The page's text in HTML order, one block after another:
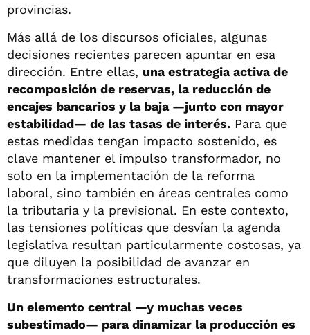
provincias.
Más allá de los discursos oficiales, algunas
decisiones recientes parecen apuntar en esa
dirección. Entre ellas, una estrategia activa de
recomposición de reservas, la reducción de
encajes bancarios y la baja —junto con mayor
estabilidad— de las tasas de interés. Para que
estas medidas tengan impacto sostenido, es
clave mantener el impulso transformador, no
solo en la implementación de la reforma
laboral, sino también en áreas centrales como
la tributaria y la previsional. En este contexto,
las tensiones políticas que desvían la agenda
legislativa resultan particularmente costosas, ya
que diluyen la posibilidad de avanzar en
transformaciones estructurales.
Un elemento central —y muchas veces
subestimado— para dinamizar la producción es